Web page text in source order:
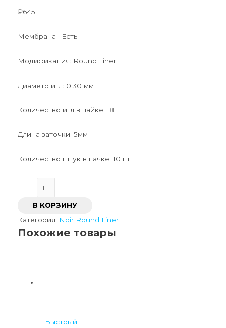
₽645
Мембрана : Есть
Модификация: Round Liner
Диаметр игл: 0.30 мм
Количество игл в пайке: 18
Длина заточки: 5мм
Количество штук в пачке: 10 шт
В КОРЗИНУ
Категория: Noir Round Liner
Похожие товары
Быстрый